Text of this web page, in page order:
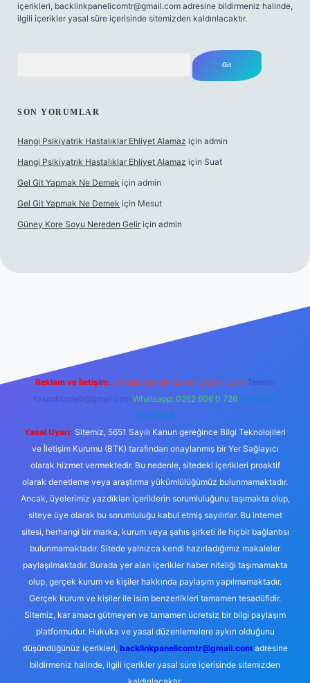
içerikleri, backlinkpanelicomtr@gmail.com adresine bildirmeniz halinde,
ilgili içerikler yasal süre içerisinde sitemizden kaldırılacaktır.
SON YORUMLAR
Hangi Psikiyatrik Hastalıklar Ehliyet Alamaz için admin
Hangi Psikiyatrik Hastalıklar Ehliyet Alamaz için Suat
Gel Git Yapmak Ne Demek için admin
Gel Git Yapmak Ne Demek için Mesut
Güney Kore Soyu Nereden Gelir için admin
Reklam ve İletişim: E-mail: backlinkpaneli@gmail.com Teams:
forumhizmeti@gmail.com Whatsapp: 0262 606 0 726 Telegram:
@karabul
Yasal Uyarı: Sitemiz, 5651 Sayılı Kanun gereğince Bilgi Teknolojileri
ve İletişim Kurumu (BTK) tarafından onaylanmış bir Yer Sağlayıcı
olarak hizmet vermektedir. Bu nedenle, sitedeki içerikleri proaktif
olarak denetleme veya araştırma yükümlülüğümüz bulunmamaktadır.
Ancak, üyelerimiz yazdıkları içeriklerin sorumluluğunu taşımakta olup,
siteye üye olarak bu sorumluluğu kabul etmiş sayılırlar. Bu internet
sitesi, herhangi bir marka, kurum veya şahıs şirketi ile hiçbir bağlantısı
bulunmamaktadır. Sitede yalnızca kendi hazırladığımız makaleler
paylaşılmaktadır. Burada yer alan içerikler haber niteliği taşımamakta
olup, gerçek kurum ve kişiler hakkında paylaşım yapılmamaktadır.
Gerçek kurum ve kişiler ile isim benzerlikleri tamamen tesadüfidir.
Sitemiz, kar amacı gütmeyen ve tamamen ücretsiz bir bilgi paylaşım
platformudur. Hukuka ve yasal düzenlemelere aykırı olduğunu
düşündüğünüz içerikleri, backlinkpanelicomtr@gmail.comadresine
bildirmeniz halinde, ilgili içerikler yasal süre içerisinde sitemizden